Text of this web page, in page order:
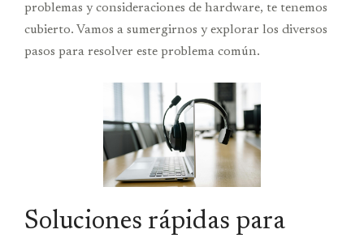
problemas y consideraciones de hardware, te tenemos
cubierto. Vamos a sumergirnos y explorar los diversos
pasos para resolver este problema común.
Soluciones rápidas para